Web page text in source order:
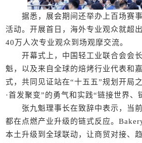
据悉，展会期间还举办上百场赛事
活动。开展首日，海外专业观众就超
40万人次专业观众到场观摩交流。
开幕式上，中国轻工业联合会会长
魁，以及来自全球的焙烤行业代表和
式，共同见证站在“十五五”规划开局
·首发聚变”的勇气和实践“链接世界、
张九魁理事长在致辞中表示，当前
都在点燃产业升级的链式反应。
本土升级到全球联动，让商贸对接、